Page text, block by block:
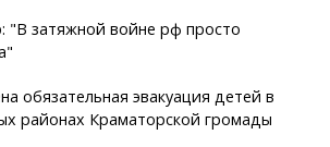
"В затяжной войне рф просто
обязательная эвакуация детей в
районах Краматорской громады